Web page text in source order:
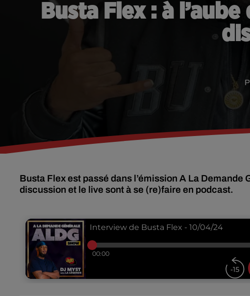
Busta Flex : à
Busta Flex est passé dans l’émission A La Demande
discussion et le live sont à se (re)faire en podcast.